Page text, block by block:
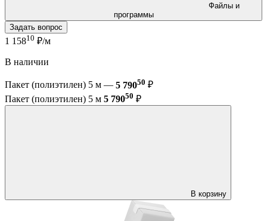
программы
Задать вопрос
1 15810 ₽/м
В наличии
Пакет (полиэтилен) 5 м — 5 79050 ₽
Пакет (полиэтилен) 5 м 5 79050 ₽
В корзину